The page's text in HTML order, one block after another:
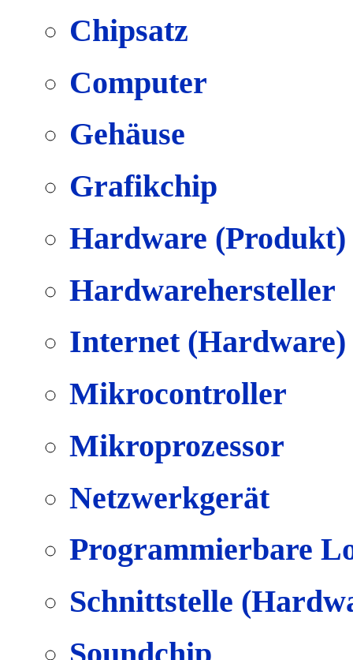
Chipsatz
Computer
Gehäuse
Grafikchip
Hardware (Produkt)
Hardwarehersteller
Internet (Hardware)
Mikrocontroller
Mikroprozessor
Netzwerkgerät
Programmierbare
Schnittstelle